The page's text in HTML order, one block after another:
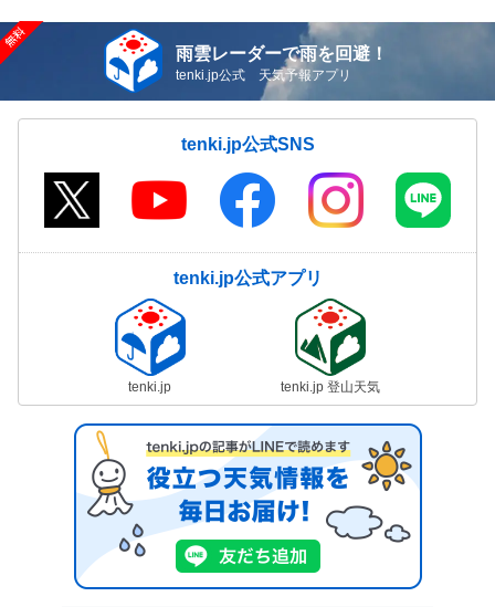
雨雲レーダーで雨を回避！
tenki.jp公式 天気予報アプリ
tenki.jp公式SNS
tenki.jp公式アプリ
tenki.jp tenki.jp 登山天気